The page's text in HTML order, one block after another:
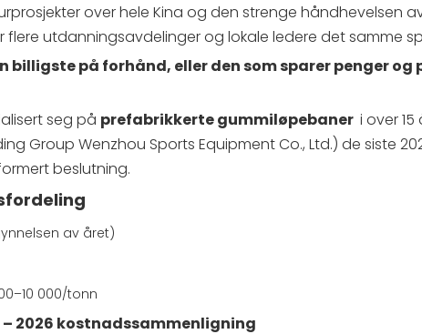
over hele Kina og den strenge håndhevelsen
flere utdanningsavdelinger og lokale ledere det samme
billigste på forhånd, eller den som sparer penger og
seg på prefabrikkerte gummiløpebaner i over 15
Group Wenzhou Sports Equipment Co., Ltd.) de siste
beslutning.
av året)
000/tonn
2026 kostnadssammenligning